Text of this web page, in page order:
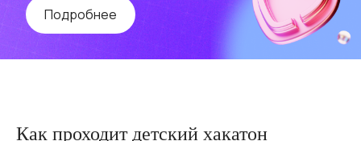
Подробнее
Как проходит детский хакатон